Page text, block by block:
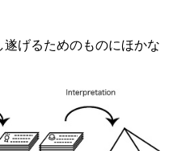
げるためのものにほかな